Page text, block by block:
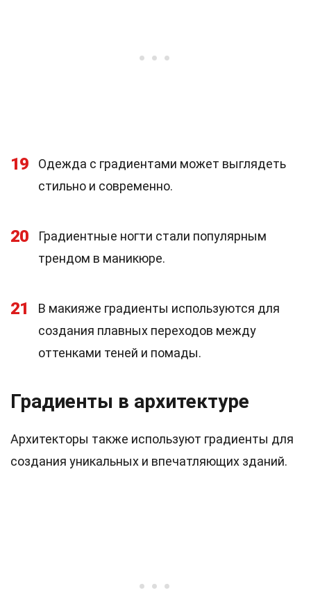
19
Одежда с градиентами может выглядеть
стильно и современно.
20
Градиентные ногти стали популярным
трендом в маникюре.
21
В макияже градиенты используются для
создания плавных переходов между
оттенками теней и помады.
Градиенты в архитектуре
Архитекторы также используют градиенты для
создания уникальных и впечатляющих зданий.